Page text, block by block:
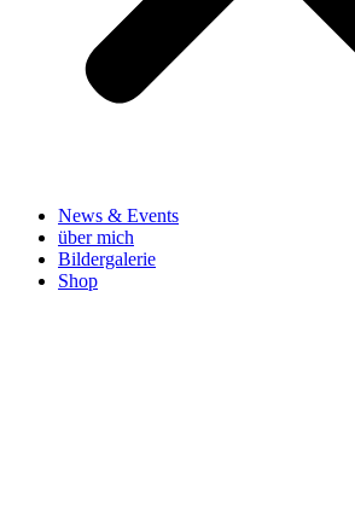
News & Events
über mich
Bildergalerie
Shop